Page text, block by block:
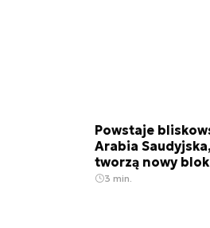
Powstaje
Arabia
tworzą nowy
3 min.